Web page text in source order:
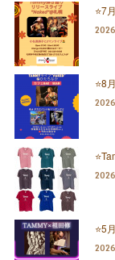
⭐️7
⭐️8
⭐️5